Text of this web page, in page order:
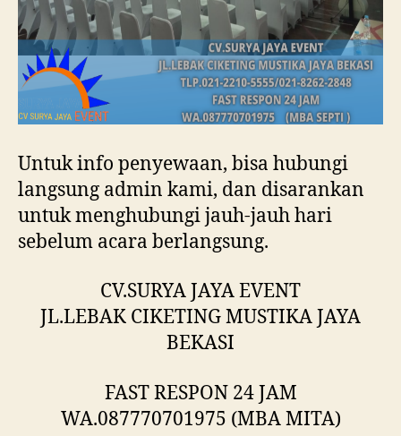
Untuk info penyewaan, bisa hubungi
langsung admin kami, dan disarankan
untuk menghubungi jauh-jauh hari
sebelum acara berlangsung.
CV.SURYA JAYA EVENT
JL.LEBAK CIKETING MUSTIKA JAYA
BEKASI
FAST RESPON 24 JAM
WA.087770701975 (MBA MITA)